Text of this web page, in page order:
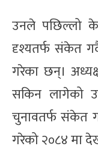
उनले पछिल्लो
दृश्यतर्फ संकेत
गरेका छन्।
सकिन लागेको
चुनावतर्फ संकेत
गरेको २०८४ मा